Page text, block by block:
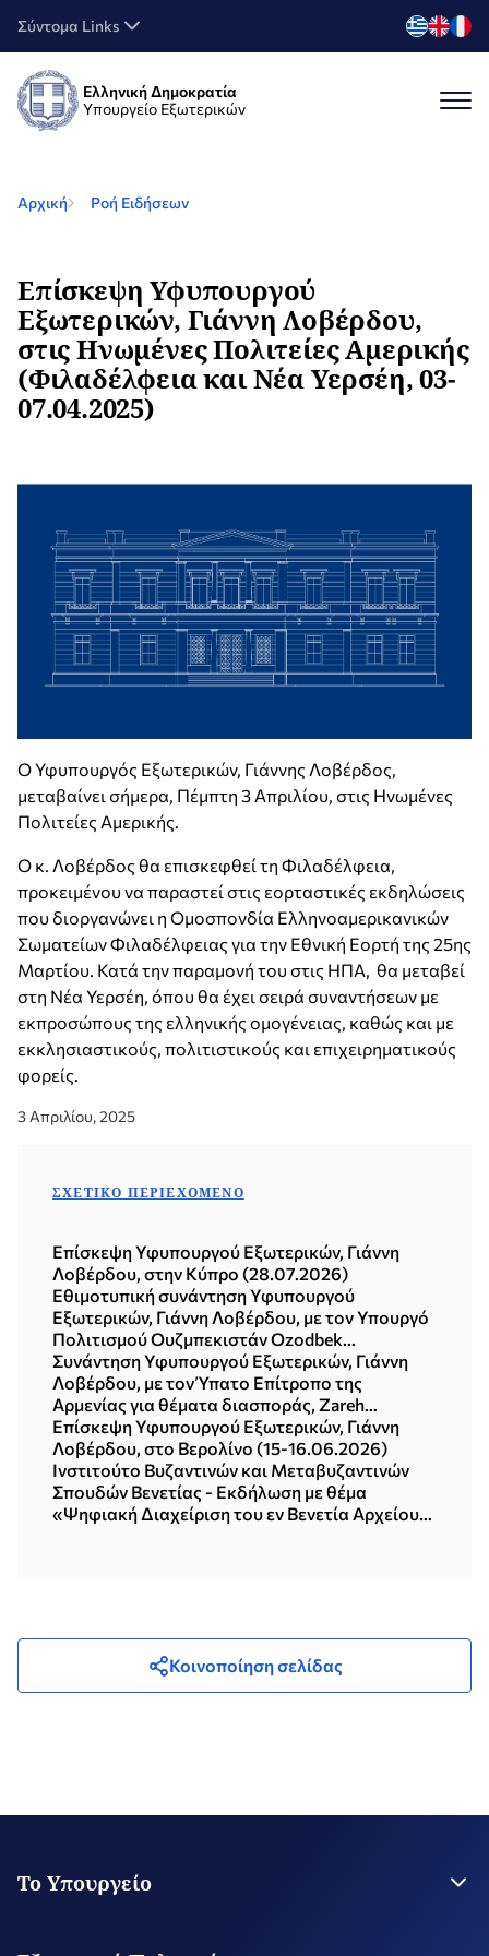
Σύντομα Links
Ελληνική Δημοκρατία
Υπουργείο Εξωτερικών
Αρχική Ροή Ειδήσεων
Επίσκεψη Υφυπουργού
Εξωτερικών, Γιάννη Λοβέρδου,
στις Ηνωμένες Πολιτείες Αμερικής
(Φιλαδέλφεια και Νέα Υερσέη, 03-
07.04.2025)
Ο Υφυπουργός Εξωτερικών, Γιάννης Λοβέρδος,
μεταβαίνει σήμερα, Πέμπτη 3 Απριλίου, στις Ηνωμένες
Πολιτείες Αμερικής.
Ο κ. Λοβέρδος θα επισκεφθεί τη Φιλαδέλφεια,
προκειμένου να παραστεί στις εορταστικές εκδηλώσεις
που διοργανώνει η Ομοσπονδία Ελληνοαμερικανικών
Σωματείων Φιλαδέλφειας για την Εθνική Εορτή της 25ης
Μαρτίου. Κατά την παραμονή του στις ΗΠΑ, θα μεταβεί
στη Νέα Υερσέη, όπου θα έχει σειρά συναντήσεων με
εκπροσώπους της ελληνικής ομογένειας, καθώς και με
εκκλησιαστικούς, πολιτιστικούς και επιχειρηματικούς
φορείς.
3 Απριλίου, 2025
ΣΧΕΤΙΚΌ ΠΕΡΙΕΧΌΜΕΝΟ
Επίσκεψη Υφυπουργού Εξωτερικών, Γιάννη
Λοβέρδου, στην Κύπρο (28.07.2026)
Εθιμοτυπική συνάντηση Υφυπουργού
Εξωτερικών, Γιάννη Λοβέρδου, με τον Υπουργό
Πολιτισμού Ουζμπεκιστάν Ozodbek
Nazarbekov (15.07.2026)
Συνάντηση Υφυπουργού Εξωτερικών, Γιάννη
Λοβέρδου, με τον Ύπατο Επίτροπο της
Αρμενίας για θέματα διασποράς, Zareh
Sinanyan (Αθήνα, 24.06.2026)
Επίσκεψη Υφυπουργού Εξωτερικών, Γιάννη
Λοβέρδου, στο Βερολίνο (15-16.06.2026)
Ινστιτούτο Βυζαντινών και Μεταβυζαντινών
Σπουδών Βενετίας - Εκδήλωση με θέμα
«Ψηφιακή Διαχείριση του εν Βενετία Αρχείου
Κοινοποίηση σελίδας
Το Υπουργείο
Στρατηγικό Σχέδιο